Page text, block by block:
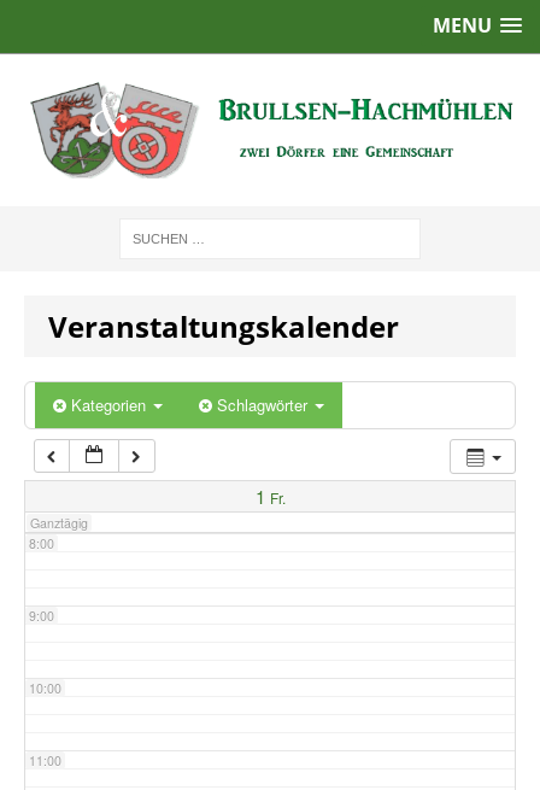
MENU
Veranstaltungskalender
Kategorien Schlagwörter
1 Fr.
Ganztägig
2:00
5:00
7:00
8:00
9:00
10:00
11:00